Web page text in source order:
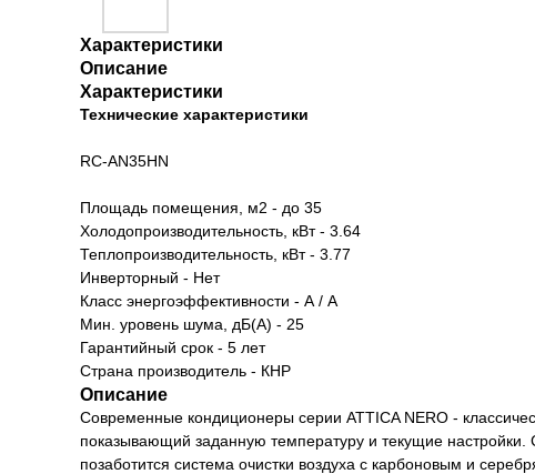
Характеристики
Описание
Характеристики
Технические характеристики
RC-AN35HN
Площадь помещения, м2 - до 35
Холодопроизводительность, кВт - 3.64
Теплопроизводительность, кВт - 3.77
Инверторный - Нет
Класс энергоэффективности - А / A
Мин. уровень шума, дБ(А) - 25
Гарантийный срок - 5 лет
Страна производитель - КНР
Описание
Современные кондиционеры серии ATTICA NERO -
показывающий заданную температуру и текущие
позаботится система очистки воздуха с карбоновым и